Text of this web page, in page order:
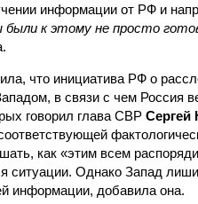
информации от РФ и
к этому не просто
что инициатива РФ о
в связи с чем Россия
говорил глава СВР
как «этим всем
ситуации. Однако Запад
информации, добавила она.